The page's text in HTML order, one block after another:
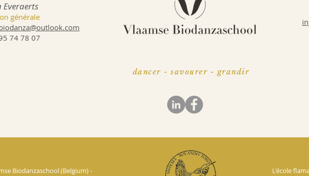
Everaerts
générale
74 78 07
dancer - savourer - grandir
Biodanzaschool (Belgium) -
L'école